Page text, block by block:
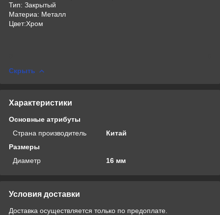
Тип: Закрытый
Материа: Металл
Цвет:Хром
Скрыть
Характеристики
Основные атрибуты
Страна производитель
Китай
Размеры
Диаметр
16 мм
Условия доставки
Доставка осуществляется только по предоплате.